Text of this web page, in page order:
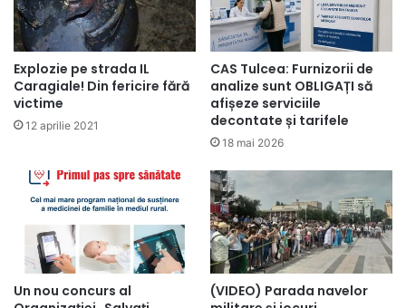
Explozie pe strada IL
Caragiale! Din fericire fără
victime
12 aprilie 2021
CAS Tulcea: Furnizorii de
analize sunt OBLIGAȚI să
afișeze serviciile
decontate și tarifele
18 mai 2026
Un nou concurs al
(VIDEO) Parada navelor